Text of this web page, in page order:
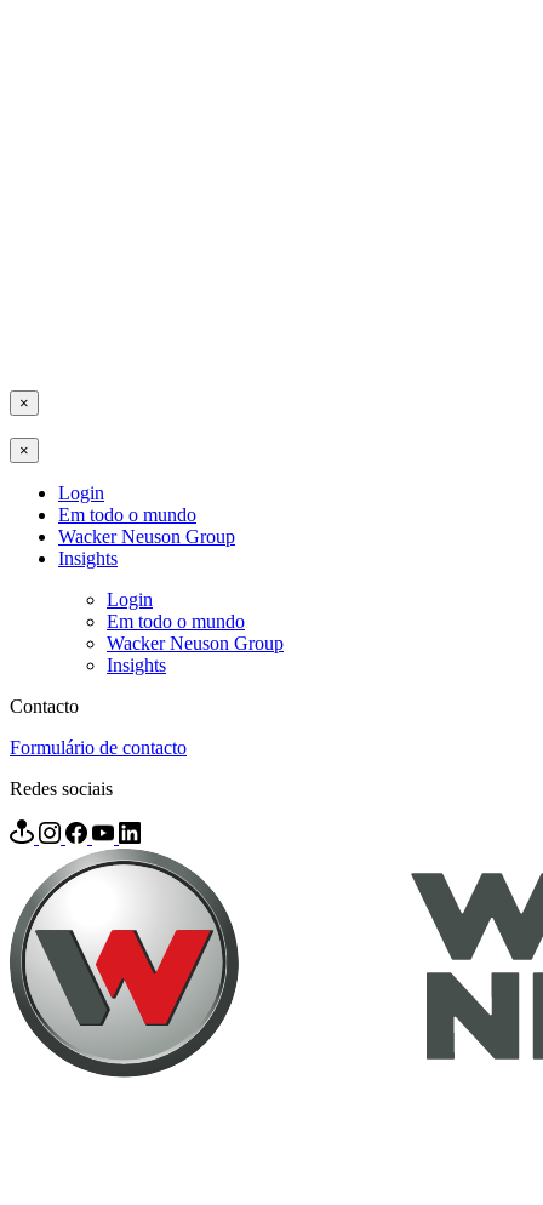
×
×
Login
Em todo o mundo
Wacker Neuson Group
Insights
Login
Em todo o mundo
Wacker Neuson Group
Insights
Contacto
Formulário de contacto
Redes sociais